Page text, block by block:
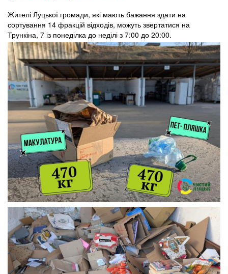
Жителі Луцької громади, які мають бажання здати на
сортування 14 фракцій відходів, можуть звертатися на
Трункіна, 7 із понеділка до неділі з 7:00 до 20:00.